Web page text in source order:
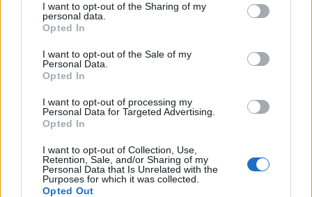
not limited to your visit or usage behaviour. You may click to
grant or deny consent to Google and its third-party tags to
use your data for below specified purposes in below Google
consent section.
I want to opt-out of the Sharing of my
personal data.
Opted In
I want to opt-out of the Sale of my
Personal Data.
Opted In
I want to opt-out of processing my
Personal Data for Targeted Advertising.
Opted In
I want to opt-out of Collection, Use,
Retention, Sale, and/or Sharing of my
Personal Data that Is Unrelated with the
Purposes for which it was collected.
Opted Out
csatoimi
16 éve
betalált Bednar, de a kilencedik percben Mäenpää is
megoldotta, hogy Schwarznak ne legyen shutoutja.
a meccsen: a 45. percben Salmelainen találata finn
győzelmet eredményezett, 2-1.